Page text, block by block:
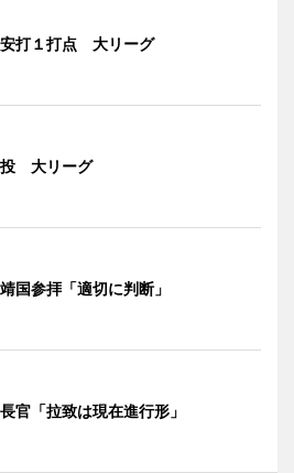
打１打点 大リーグ
投 大リーグ
国参拝「適切に判断」
官「拉致は現在進行形」